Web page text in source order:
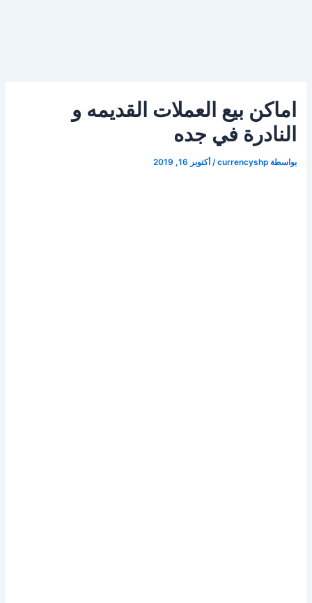
اماكن بيع العملات القديمه و
النادرة في جده
بواسطة currencyshp
/أكتوبر 16, 2019